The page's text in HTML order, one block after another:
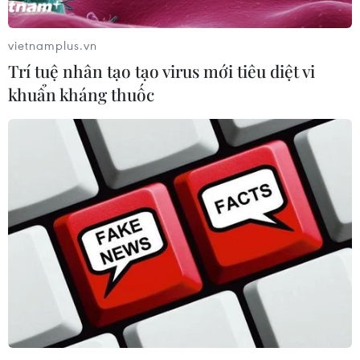
Nhận định Việt Nam vs
Campuchia: 'Phù thủy Kim'
sẽ xoay tua toan tính
đường dài?
06/08/2026 08:25
HLV Kim Sang-sik: 'Tuyển
Việt Nam hướng tới chiến
thắng để giữ ngôi đầu
bảng'
06/08/2026 07:25
Chủ tịch Liên đoàn Bóng
Futsal Việt Nam bất bại sau
vietnamplus.vn
Trí tuệ nhân tạo tạo virus mới tiêu diệt vi
khuẩn kháng thuốc